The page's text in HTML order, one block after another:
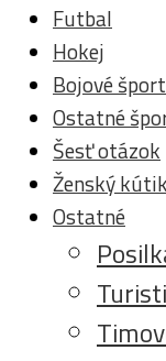
Futbal
Hokej
Bojové
Ostatné
Šesť otázok
Ženský kútik
Ostatné